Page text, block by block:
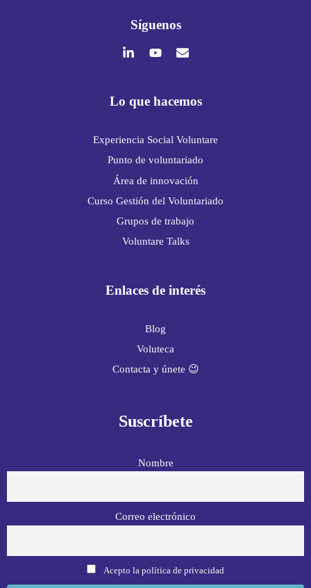
Síguenos
Lo que hacemos
Experiencia Social Voluntare
Punto de voluntariado
Área de innovación
Curso Gestión del Voluntariado
Grupos de trabajo
Voluntare Talks
Enlaces de interés
Blog
Voluteca
Contacta y únete 😉
Suscríbete
Nombre
Correo electrónico
Acepto la política de privacidad